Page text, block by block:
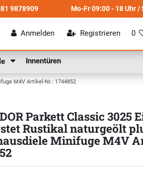
9878909 Mo-Fr 09:00 - 18 Uhr /
Anmelden Registrieren 0
Innentüren
M4V Artikel-Nr.: 1744852
Parkett Classic 3025
Rustikal naturgeölt
Minifuge M4V